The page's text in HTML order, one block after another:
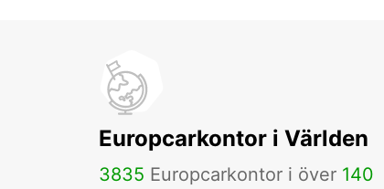
Europcarkontor i Världen
3835 Europcarkontor i över 140